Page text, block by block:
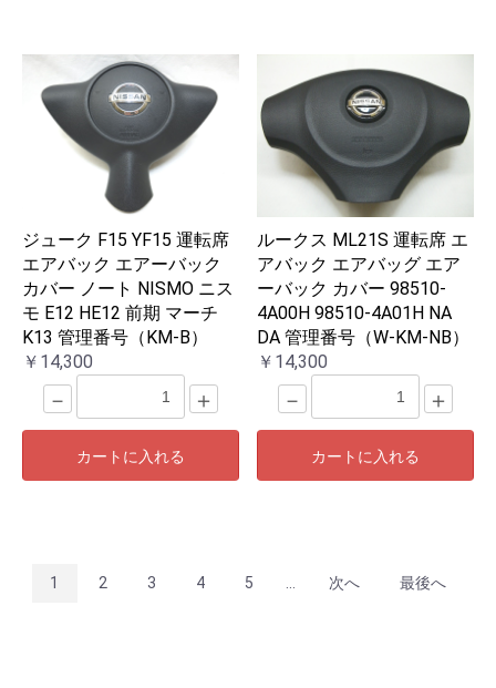
ジューク F15 YF15 運転席
エアバック エアーバック
カバー ノート NISMO ニス
モ E12 HE12 前期 マーチ
K13 管理番号（KM-B）
￥14,300
－ ＋
カートに入れる
ルークス ML21S 運転席 エ
アバック エアバッグ エア
ーバック カバー 98510-
4A00H 98510-4A01H NA
DA 管理番号（W-KM-NB）
￥14,300
－ ＋
カートに入れる
1 2 3 4 5 次へ 最後へ